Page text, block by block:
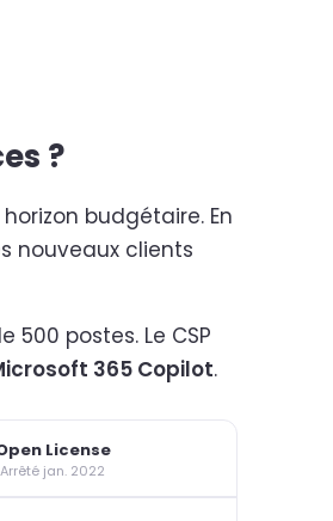
?
budgétaire. En
nouveaux clients
500 postes. Le CSP
365 Copilot.
License
Arrêté jan. 2022